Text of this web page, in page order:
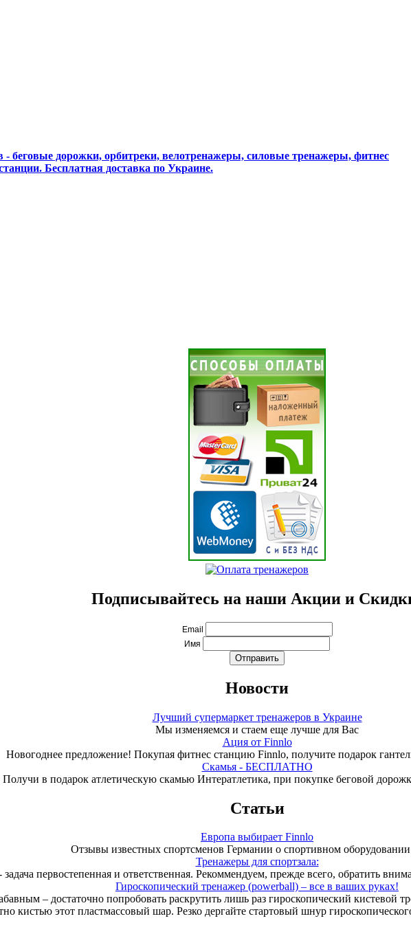
Подписывайтесь на наши Акции и
Email
Имя
Новости
Лучший супермаркет тренажеров в Украине
Мы изменяемся и стаем еще лучше для Вас
Ация от Finnlo
Новогоднее предложение! Покупая фитнес станцию Finnlo, получите подарок
Скамья - БЕСПЛАТНО
Получи в подарок атлетическую скамью Интератлетика, при покупке беговой
Статьи
Европа выбирает Finnlo
Отзывы известных спортсменов Германии о спортивном
Тренажеры для спортзала:
первостепенная и ответственная. Рекоммендуем, прежде всего, обратить
Гироскопический тренажер (powerball) – все в ваших руках!
– достаточно попробовать раскрутить лишь раз гироскопический кистевой
кистью этот пластмассовый шар. Резко дергайте стартовый шнур